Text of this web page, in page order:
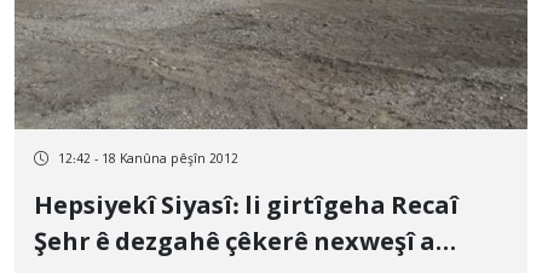
12:42 - 18 Kanûna pêşîn 2012
Hepsiyekî Siyasî: li girtîgeha Recaî
Şehr ê dezgahê çêkerê nexweşî a